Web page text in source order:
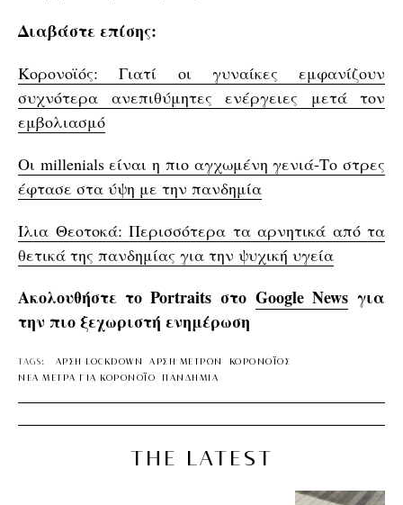
Διαβάστε επίσης:
Κορονοϊός: Γιατί οι γυναίκες εμφανίζουν
συχνότερα ανεπιθύμητες ενέργειες μετά τον
εμβολιασμό
Οι millenials είναι η πιο αγχωμένη γενιά-Το στρες
έφτασε στα ύψη με την πανδημία
Ίλια Θεοτοκά: Περισσότερα τα αρνητικά από τα
θετικά της πανδημίας για την ψυχική υγεία
Ακολουθήστε το Portraits στο Google Newsγια
την πιο ξεχωριστή ενημέρωση
TAGS: ΑΡΣΗ LOCKDOWN ΑΡΣΗ ΜΕΤΡΩΝ
ΚΟΡΟΝΟΪΟΣ
ΝΕΑ ΜΕΤΡΑ ΓΙΑ ΚΟΡΟΝΟΪΟ
ΠΑΝΔΗΜΙΑ
THE LATEST